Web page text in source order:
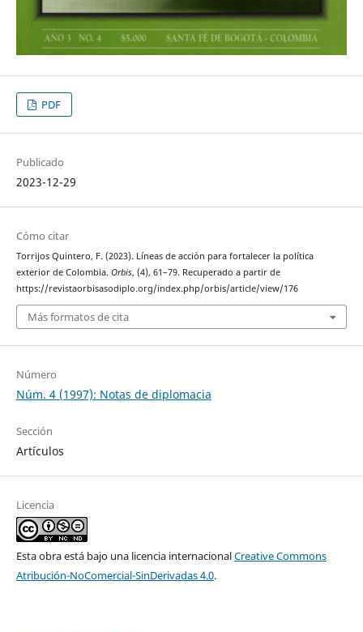
PDF
Publicado
2023-12-29
Cómo citar
Torrijos Quintero, F. (2023). Líneas de acción para fortalecer la política
exterior de Colombia. Orbis, (4), 61–79. Recuperado a partir de
https://revistaorbisasodiplo.org/index.php/orbis/article/view/176
Más formatos de cita
Número
Núm. 4 (1997): Notas de diplomacia
Sección
Artículos
Licencia
Esta obra está bajo una licencia internacionalCreative Commons
Atribución-NoComercial-SinDerivadas 4.0.